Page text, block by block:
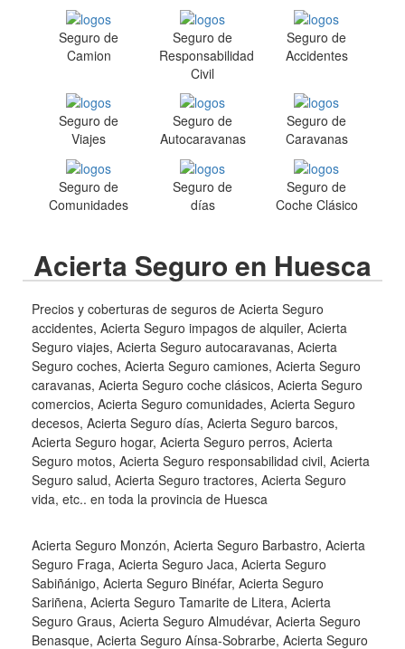
Seguro de
Camion
Seguro de
Responsabilidad
Civil
Seguro de
Accidentes
Seguro de
Viajes
Seguro de
Autocaravanas
Seguro de
Caravanas
Seguro de
Comunidades
Seguro de
días
Seguro de
Coche Clásico
Acierta Seguro en Huesca
Precios y coberturas de seguros de Acierta Seguro
accidentes, Acierta Seguro impagos de alquiler, Acierta
Seguro viajes, Acierta Seguro autocaravanas, Acierta
Seguro coches, Acierta Seguro camiones, Acierta Seguro
caravanas, Acierta Seguro coche clásicos, Acierta Seguro
comercios, Acierta Seguro comunidades, Acierta Seguro
decesos, Acierta Seguro días, Acierta Seguro barcos,
Acierta Seguro hogar, Acierta Seguro perros, Acierta
Seguro motos, Acierta Seguro responsabilidad civil, Acierta
Seguro salud, Acierta Seguro tractores, Acierta Seguro
vida, etc.. en toda la provincia de Huesca
Acierta Seguro Monzón, Acierta Seguro Barbastro, Acierta
Seguro Fraga, Acierta Seguro Jaca, Acierta Seguro
Sabiñánigo, Acierta Seguro Binéfar, Acierta Seguro
Sariñena, Acierta Seguro Tamarite de Litera, Acierta
Seguro Graus, Acierta Seguro Almudévar, Acierta Seguro
Benasque, Acierta Seguro Aínsa-Sobrarbe, Acierta Seguro